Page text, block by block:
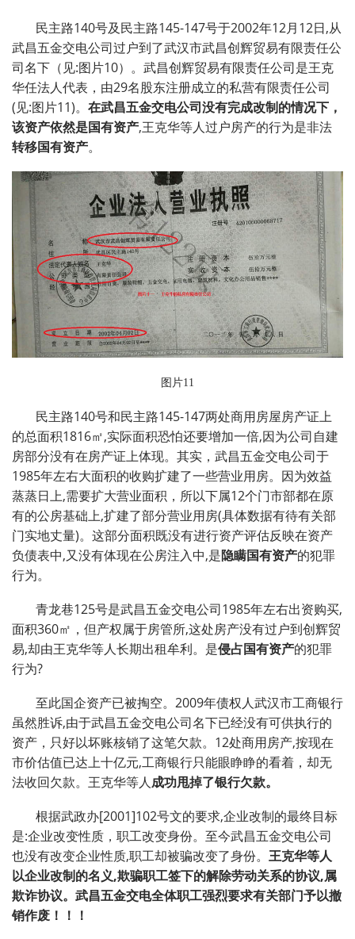
民主路140号及民主路145-147号于2002年12月12日,从
武昌五金交电公司过户到了武汉市武昌创辉贸易有限责任公
司名下（见:图片10）。武昌创辉贸易有限责任公司是王克
华任法人代表，由29名股东注册成立的私营有限责任公司
(见:图片11)。 在武昌五金交电公司没有完成改制的情况下，
该资产依然是国有资产,王克华等人过户房产的行为是非法
转移国有资产。
图片11
民主路140号和民主路145-147两处商用房屋房产证上
的总面积1816㎡,实际面积恐怕还要增加一倍,因为公司自建
房部分没有在房产证上体现。其实，武昌五金交电公司于
1985年左右大面积的收购扩建了一些营业用房。因为效益
蒸蒸日上,需要扩大营业面积，所以下属12个门市部都在原
有的公房基础上,扩建了部分营业用房(具体数据有待有关部
门实地丈量)。这部分面积既没有进行资产评估反映在资产
负债表中,又没有体现在公房注入中,是隐瞒国有资产的犯罪
行为。
青龙巷125号是武昌五金交电公司1985年左右出资购买,
面积360㎡，但产权属于房管所,这处房产没有过户到创辉贸
易,却由王克华等人长期出租牟利。是侵占国有资产的犯罪
行为?
至此国企资产已被掏空。2009年债权人武汉市工商银行
虽然胜诉,由于武昌五金交电公司名下已经没有可供执行的
资产，只好以坏账核销了这笔欠款。12处商用房产,按现在
市价估值已达上十亿元,工商银行只能眼睁睁的看着，却无
法收回欠款。王克华等人成功甩掉了银行欠款。
根据武政办[2001]102号文的要求,企业改制的最终目标
是:企业改变性质，职工改变身份。至今武昌五金交电公司
也没有改变企业性质,职工却被骗改变了身份。 王克华等人
以企业改制的名义,欺骗职工签下的解除劳动关系的协议,属
欺诈协议。武昌五金交电全体职工强烈要求有关部门予以撤
销作废！！！